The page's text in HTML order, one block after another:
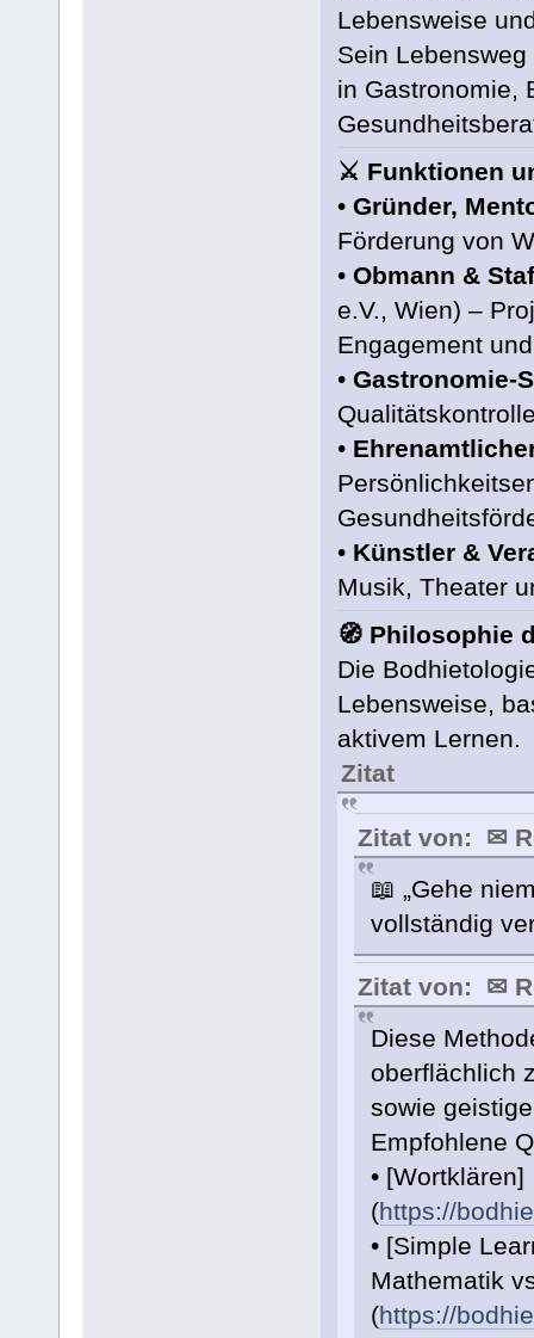
Lebensweise
Sein
in Gastronomie,
⚔️ Funktionen
• Gründer,
Förderung von
• Obmann &
e.V., Wien) –
Engagement
• Gastronomie-
•
• Künstler &
Musik, Theater
🧭 Philosophie
Die
Lebensweise,
aktivem Lernen.
Zitat
Zitat von: ✉
📖 „Gehe
vollständig
Zitat von: ✉
Diese
oberflächlich
sowie
Empfohlene
• [Wortklären]
(https://
• [Simple
Mathematik
(https://